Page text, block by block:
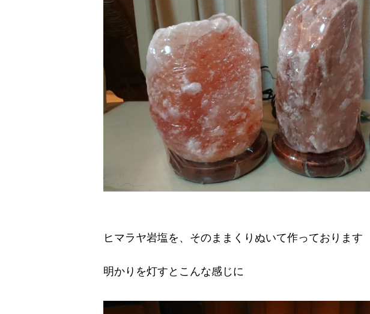
ヒマラヤ岩塩を、そのままくりぬいて作っております
明かりを灯すとこんな感じに